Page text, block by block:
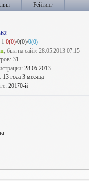
Рейтинг
1 0(0)/0(0)/0(0)
, был на сайте 28.05.2013 07:15
31
28.05.2013
13 года 3 месяца
20170-й